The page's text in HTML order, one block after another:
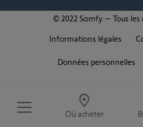
Où acheter
© 2022 Somfy – Tous les
Informations légales
Données personnelles